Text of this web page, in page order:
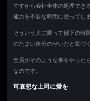
ですから会社全体の処理でき
能力を不要な時間に使ってし
そういう人に限って部下の時
のたまい自分のせいだと気づ
全員がそのような事をやった
なのです。
可哀想な上司に愛を